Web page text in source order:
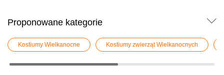
Proponowane kategorie
Kostiumy Wielkanocne Kostiumy zwierząt Wielkanocnych